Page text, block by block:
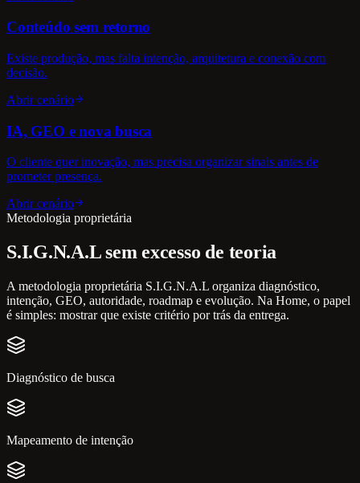
Conteúdo sem retorno
Existe produção, mas falta intenção, arquitetura e conexão com
decisão.
Abrir cenário
IA, GEO e nova busca
O cliente quer inovação, mas precisa organizar sinais antes de
prometer presença.
Abrir cenário
Metodologia proprietária
S.I.G.N.A.L sem excesso de teoria
A metodologia proprietária S.I.G.N.A.L organiza diagnóstico,
intenção, GEO, autoridade, roadmap e evolução. Na Home, o papel
é simples: mostrar que existe critério por trás da entrega.
Diagnóstico de busca
Mapeamento de intenção